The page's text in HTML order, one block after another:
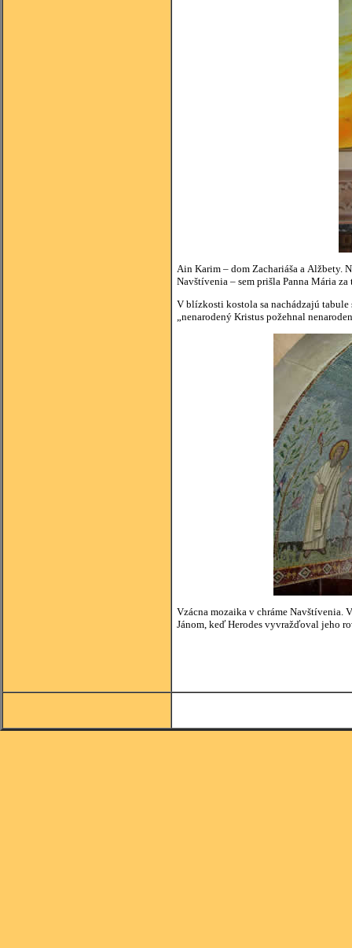
Ain Karim – dom Zachariáša a Alžbety.
Navštívenia – sem prišla Panna Mária
V blízkosti kostola sa nachádzajú
„nenarodený Kristus požehnal
Vzácna mozaika v chráme Navštívenia.
Jánom, keď Herodes vyvražďoval jeho